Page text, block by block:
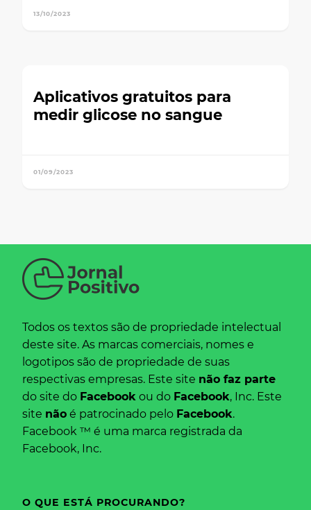
13/10/2023
Aplicativos gratuitos para
medir glicose no sangue
01/09/2023
Todos os textos são de propriedade intelectual
deste site. As marcas comerciais, nomes e
logotipos são de propriedade de suas
respectivas empresas. Este site não faz parte
do site do Facebook ou do Facebook, Inc. Este
site não é patrocinado pelo Facebook.
Facebook ™ é uma marca registrada da
Facebook, Inc.
O QUE ESTÁ PROCURANDO?